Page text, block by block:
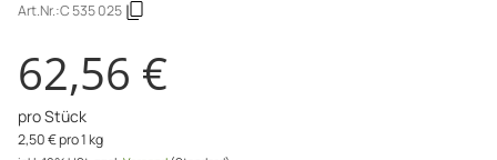
Art.Nr.:C 535 025
62,56 €
pro Stück
2,50 € pro 1 kg